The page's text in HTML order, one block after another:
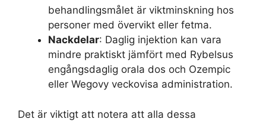
behandlingsmålet är viktminskning hos
personer med övervikt eller fetma.
Nackdelar: Daglig injektion kan vara
mindre praktiskt jämfört med Rybelsus
engångsdaglig orala dos och Ozempic
eller Wegovy veckovisa administration.
Det är viktigt att notera att alla dessa